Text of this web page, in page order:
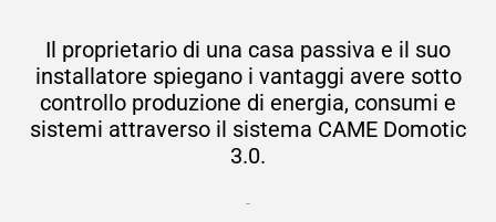
Il proprietario di una casa passiva e il suo
installatore spiegano i vantaggi avere sotto
controllo produzione di energia, consumi e
sistemi attraverso il sistema CAME Domotic
3.0.
-